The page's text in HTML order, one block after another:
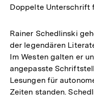
Doppelte Unterschrift
Rainer Schedlinski
der legendären
Im Westen galten er
angepasste
Lesungen für
Zeiten standen.